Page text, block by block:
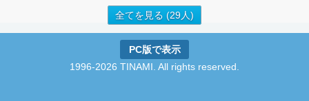
全てを見る (29人)
PC版で表示
1996-2026 TINAMI. All rights reserved.